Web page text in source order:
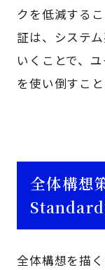
クを低減する
証は、システ
いくことで、
を使い倒すこと
全体構想
Standard
全体構想を描